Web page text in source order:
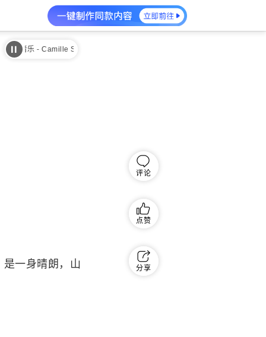
音乐 - Camille Saint-Saens The Swan
一身晴朗，山
评论
点赞
分享